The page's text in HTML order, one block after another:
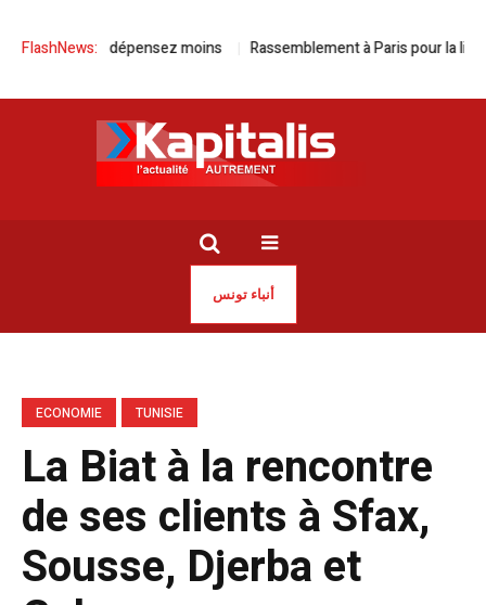
FlashNews:
plus, dépensez moins Rassemblement à Paris pour la libération
أنباء تونس
ECONOMIE TUNISIE
La Biat à la rencontre
de ses clients à Sfax,
Sousse, Djerba et